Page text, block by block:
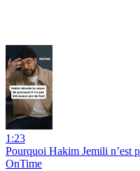
1:23
Pourquoi Hakim Jemili n’est
OnTime